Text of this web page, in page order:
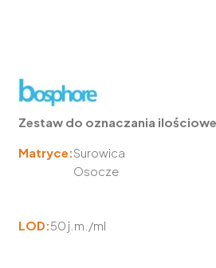
Zestaw do oznaczania
Matryce:Surowica
Osocze
LOD:50 j.m./ml